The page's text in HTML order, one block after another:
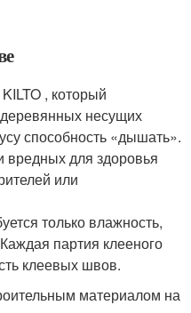
, который
несущих
способность «дышать».
вредных для здоровья
или
только влажность,
партия клееного
клеевых швов.
материалом на